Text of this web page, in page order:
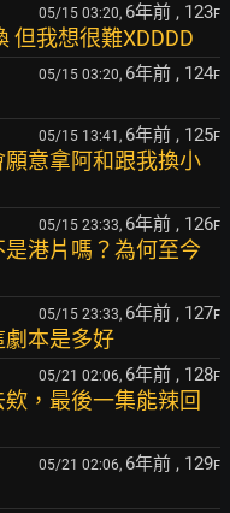
05/15 03:20, 6年前 , 123F
但我想很難XDDDD
05/15 03:20, 6年前 , 124F
05/15 13:41, 6年前 , 125F
意拿阿和跟我換小
05/15 23:33, 6年前 , 126F
港片嗎？為何至今
05/15 23:33, 6年前 , 127F
劇本是多好
05/21 02:06, 6年前 , 128F
，最後一集能辣回
05/21 02:06, 6年前 , 129F